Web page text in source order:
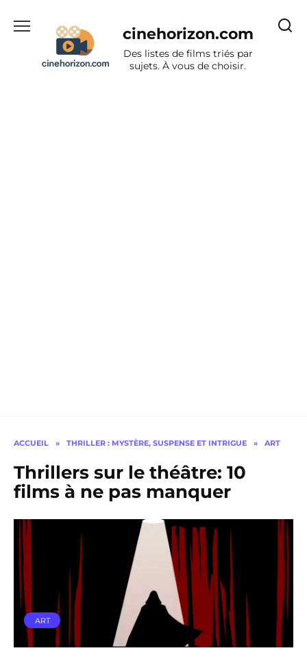
cinehorizon.com
Des listes de films triés par
sujets. À vous de choisir.
ACCUEIL » THRILLER : MYSTÈRE, SUSPENSE ET INTRIGUE » ART
Thrillers sur le théâtre: 10
films à ne pas manquer
ART